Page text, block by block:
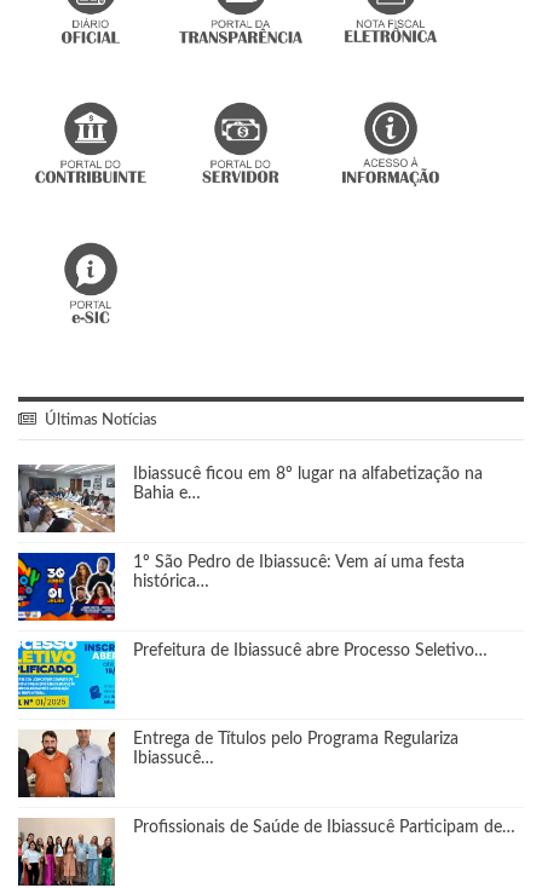
Últimas Notícias
Ibiassucê ficou em 8º lugar na alfabetização na
Bahia e…
1º São Pedro de Ibiassucê: Vem aí uma festa
histórica…
Prefeitura de Ibiassucê abre Processo Seletivo…
Entrega de Títulos pelo Programa Regulariza
Ibiassucê…
Profissionais de Saúde de Ibiassucê Participam de…